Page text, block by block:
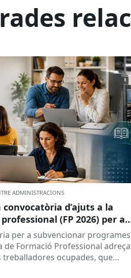
ADMINISTRACIONS
d’ajuts a la
(FP 2026) per a
treballadores ocupades
per a subvencionar programes
de Formació Professional
treballadores ocupades, que